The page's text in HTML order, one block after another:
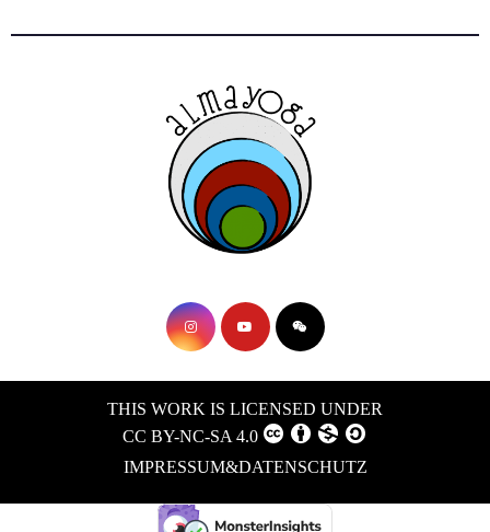
THIS WORK IS LICENSED UNDER
CC BY-NC-SA 4.0
IMPRESSUM&DATENSCHUTZ